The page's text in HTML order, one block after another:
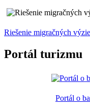
Riešenie migračných
Portál turizmu
Portál o